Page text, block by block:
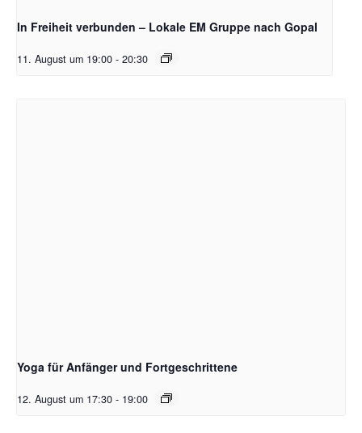
In Freiheit verbunden – Lokale EM Gruppe nach Gopal
11. August um 19:00 - 20:30
Yoga für Anfänger und Fortgeschrittene
12. August um 17:30 - 19:00